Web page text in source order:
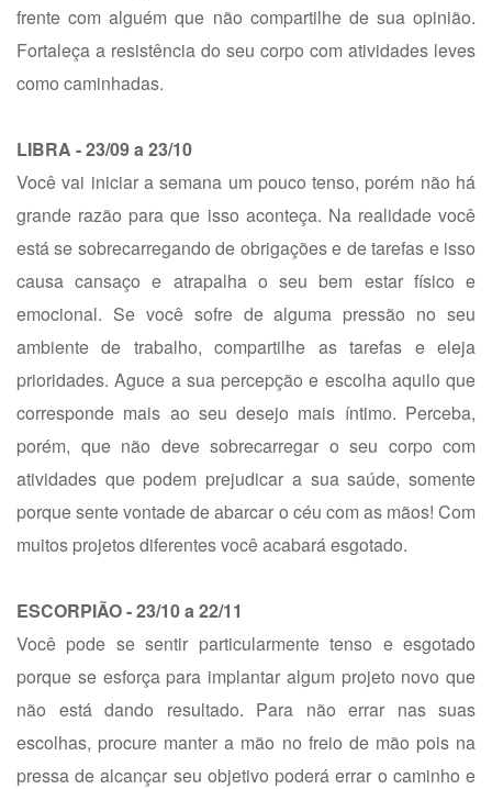
frente com alguém que não compartilhe de sua opinião.
Fortaleça a resistência do seu corpo com atividades leves
como caminhadas.
LIBRA - 23/09 a 23/10
Você vai iniciar a semana um pouco tenso, porém não há
grande razão para que isso aconteça. Na realidade você
está se sobrecarregando de obrigações e de tarefas e isso
causa cansaço e atrapalha o seu bem estar físico e
emocional. Se você sofre de alguma pressão no seu
ambiente de trabalho, compartilhe as tarefas e eleja
prioridades. Aguce a sua percepção e escolha aquilo que
corresponde mais ao seu desejo mais íntimo. Perceba,
porém, que não deve sobrecarregar o seu corpo com
atividades que podem prejudicar a sua saúde, somente
porque sente vontade de abarcar o céu com as mãos! Com
muitos projetos diferentes você acabará esgotado.
ESCORPIÃO - 23/10 a 22/11
Você pode se sentir particularmente tenso e esgotado
porque se esforça para implantar algum projeto novo que
não está dando resultado. Para não errar nas suas
escolhas, procure manter a mão no freio de mão pois na
pressa de alcançar seu objetivo poderá errar o caminho e